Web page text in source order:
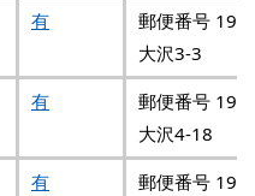
有
郵便番号
大沢3-3
有
郵便番号
大沢4-18
有
郵便番号